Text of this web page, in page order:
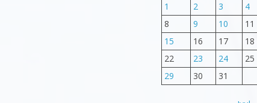
1
2 3 4
8
9 10 11
15
16 17 18
22
23 24 25
29
30 31